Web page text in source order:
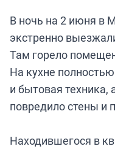
В ночь на 2 июня в
экстренно
Там горело
На кухне
и бытовая техника,
повредило стены и
Находившегося в